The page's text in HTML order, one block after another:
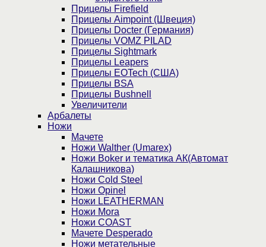
Прицелы Firefield
Прицелы Aimpoint (Швеция)
Прицелы Docter (Германия)
Прицелы VOMZ PILAD
Прицелы Sightmark
Прицелы Leapers
Прицелы EOTech (США)
Прицелы BSA
Прицелы Bushnell
Увеличители
Арбалеты
Ножи
Мачете
Ножи Walther (Umarex)
Ножи Boker и тематика АК(Автомат
Калашникова)
Ножи Cold Steel
Ножи Opinel
Ножи LEATHERMAN
Ножи Mora
Ножи COAST
Мачете Desperado
Ножи метательные